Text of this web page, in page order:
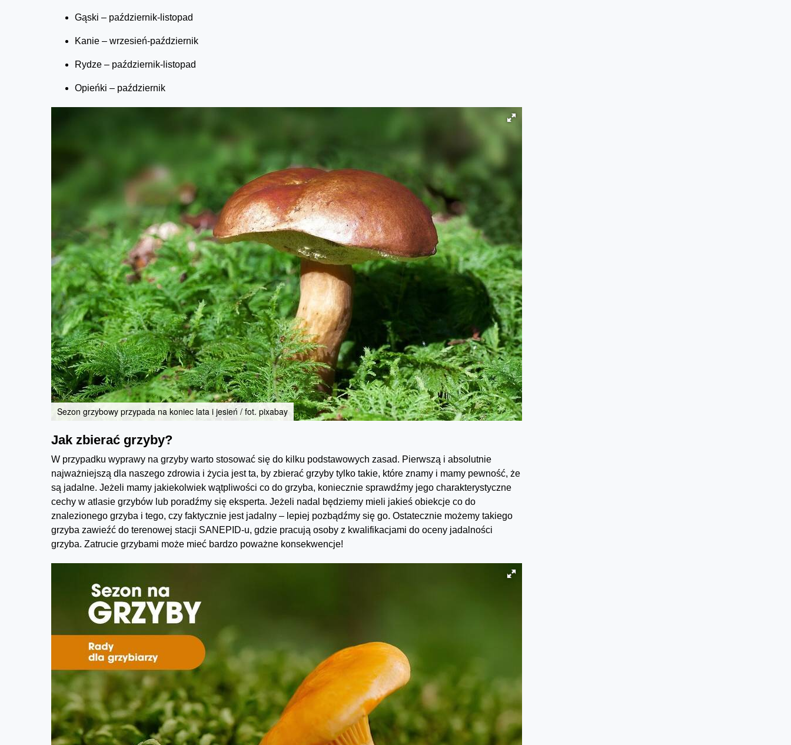
Gąski – październik-listopad
Kanie – wrzesień-październik
Rydze – październik-listopad
Opieńki – październik
Sezon grzybowy przypada na koniec lata i jesień / fot. pixabay
Jak zbierać grzyby?
W przypadku wyprawy na grzyby warto stosować się do kilku podstawowych zasad. Pierwszą i absolutnie
najważniejszą dla naszego zdrowia i życia jest ta, by zbierać grzyby tylko takie, które znamy i mamy pewność, że
są jadalne. Jeżeli mamy jakiekolwiek wątpliwości co do grzyba, koniecznie sprawdźmy jego charakterystyczne
cechy w atlasie grzybów lub poradźmy się eksperta. Jeżeli nadal będziemy mieli jakieś obiekcje co do
znalezionego grzyba i tego, czy faktycznie jest jadalny – lepiej pozbądźmy się go. Ostatecznie możemy takiego
grzyba zawieźć do terenowej stacji SANEPID-u, gdzie pracują osoby z kwalifikacjami do oceny jadalności
grzyba. Zatrucie grzybami może mieć bardzo poważne konsekwencje!